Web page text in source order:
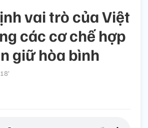
vai trò của Việt
các cơ chế hợp
giữ hòa bình